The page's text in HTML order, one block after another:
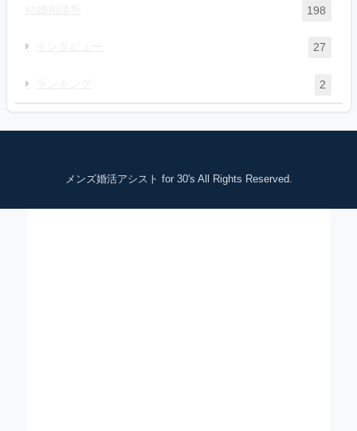
198
27
2
メンズ婚活アシスト for 30's All Rights Reserved.